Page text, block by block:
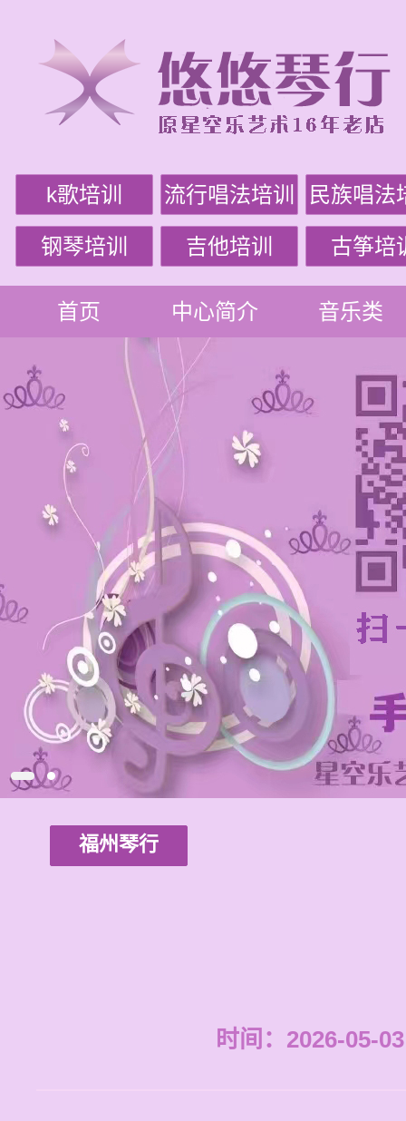
k歌培训 流行唱法培训 民族唱法
钢琴培训 吉他培训 古筝培
首页 中心简介 音乐类
福州琴行
时间：2026-05-